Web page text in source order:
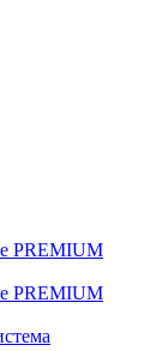
PREMIUM
PREMIUM